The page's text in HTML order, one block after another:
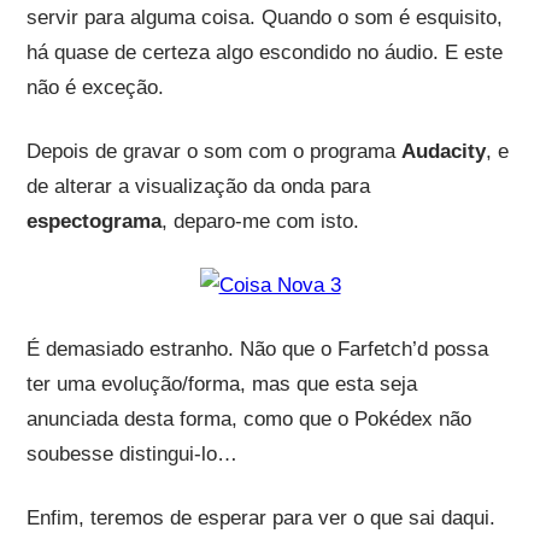
servir para alguma coisa. Quando o som é esquisito,
há quase de certeza algo escondido no áudio. E este
não é exceção.
Depois de gravar o som com o programa Audacity, e
de alterar a visualização da onda para
espectograma, deparo-me com isto.
É demasiado estranho. Não que o Farfetch’d possa
ter uma evolução/forma, mas que esta seja
anunciada desta forma, como que o Pokédex não
soubesse distingui-lo…
Enfim, teremos de esperar para ver o que sai daqui.